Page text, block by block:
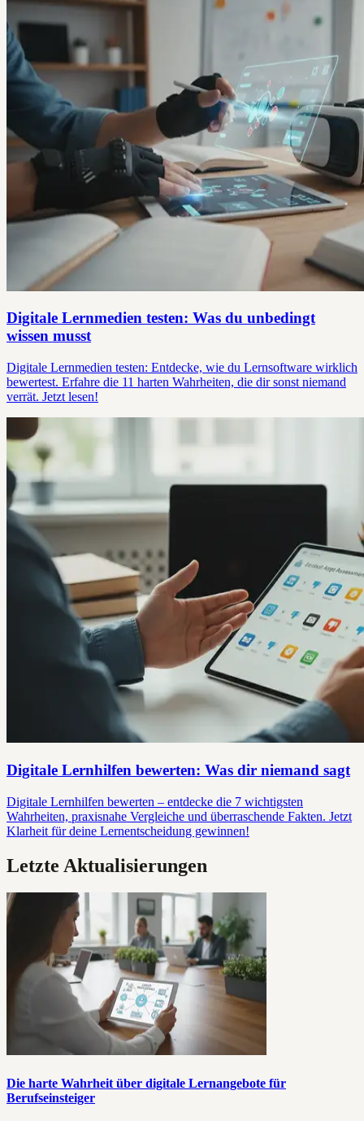
Digitale Lernmedien testen: Was du unbedingt
wissen musst
Digitale Lernmedien testen: Entdecke, wie du Lernsoftware wirklich
bewertest. Erfahre die 11 harten Wahrheiten, die dir sonst niemand
verrät. Jetzt lesen!
Digitale Lernhilfen bewerten: Was dir niemand sagt
Digitale Lernhilfen bewerten – entdecke die 7 wichtigsten
Wahrheiten, praxisnahe Vergleiche und überraschende Fakten. Jetzt
Klarheit für deine Lernentscheidung gewinnen!
Letzte Aktualisierungen
Die harte Wahrheit über digitale Lernangebote für
Berufseinsteiger